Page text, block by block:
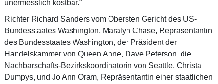
unermesslich kostbar.“
Richter Richard Sanders vom Obersten Gericht des US-
Bundesstaates Washington, Maralyn Chase, Repräsentantin
des Bundesstaates Washington, der Präsident der
Handelskammer von Queen Anne, Dave Peterson, die
Nachbarschafts-Bezirkskoordinatorin von Seattle, Christa
Dumpys, und Jo Ann Oram, Repräsentantin einer staatlichen